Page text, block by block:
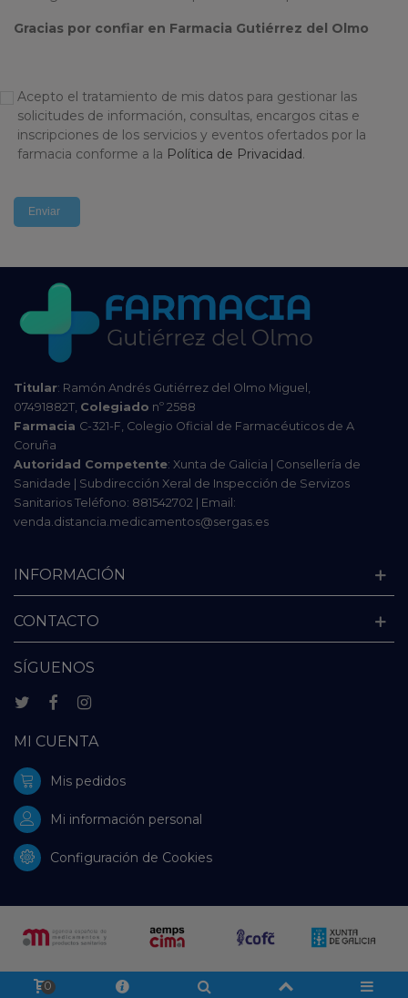
Gracias por confiar en Farmacia Gutiérrez del Olmo
Acepto el tratamiento de mis datos para gestionar las
solicitudes de información, consultas, encargos citas e
inscripciones de los servicios y eventos ofertados por la
farmacia conforme a la Política de Privacidad.
Enviar
Titular: Ramón Andrés Gutiérrez del Olmo Miguel,
07491882T, Colegiado nº 2588
Farmacia C-321-F, Colegio Oficial de Farmacéuticos de A
Coruña
Autoridad Competente: Xunta de Galicia | Consellería de
Sanidade | Subdirección Xeral de Inspección de Servizos
Sanitarios Teléfono: 881542702 | Email:
venda.distancia.medicamentos@sergas.es
INFORMACIÓN
CONTACTO
SÍGUENOS
MI CUENTA
Mis pedidos
Mi información personal
Configuración de Cookies
0